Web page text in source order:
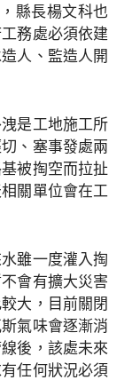
縣長楊文科也
務處必須依建
人、監造人開
是工地施工所
、塞事發處兩
被掏空而拉扯
關單位會在工
雖一度灌入掏
會有擴大災害
大，目前關閉
氣味會逐漸消
後，該處未來
任何狀況必須